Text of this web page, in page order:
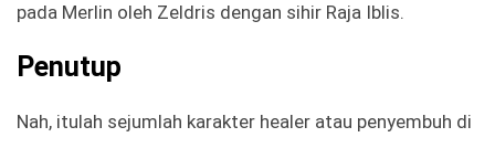
pada Merlin oleh Zeldris dengan sihir Raja Iblis.
Penutup
Nah, itulah sejumlah karakter healer atau penyembuh di